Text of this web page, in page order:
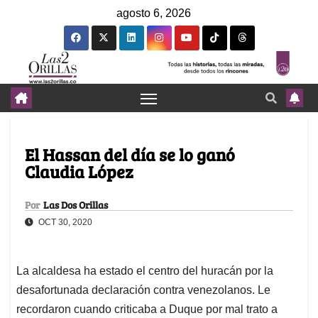
agosto 6, 2026
El Hassan del día se lo ganó
Claudia López
Por Las Dos Orillas
OCT 30, 2020
La alcaldesa ha estado el centro del huracán por la
desafortunada declaración contra venezolanos. Le
recordaron cuando criticaba a Duque por mal trato a